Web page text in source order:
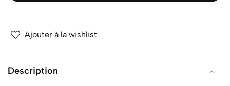
Serum
Density
Serum
Ajouter à la wishlist
Description